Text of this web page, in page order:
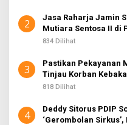
2
Jasa Raharja Jamin
Mutiara Sentosa II di
834 Dilihat
3
Pastikan Pekayanan
Tinjau Korban
818 Dilihat
4
Deddy Sitorus PDIP
‘Gerombolan